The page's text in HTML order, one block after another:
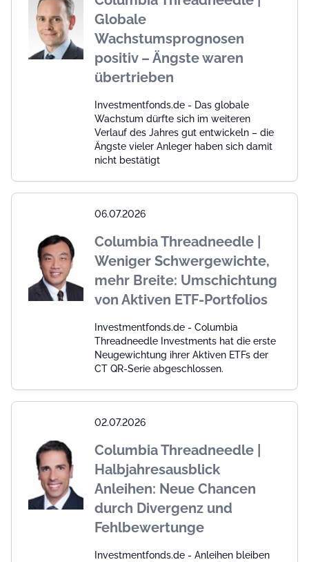
Globale
Wachstumsprognosen
positiv – Ängste waren
übertrieben
Investmentfonds.de - Das globale
Wachstum dürfte sich im weiteren
Verlauf des Jahres gut entwickeln – die
Ängste vieler Anleger haben sich damit
nicht bestätigt
06.07.2026
Columbia Threadneedle |
Weniger Schwergewichte,
mehr Breite: Umschichtung
von Aktiven ETF-Portfolios
Investmentfonds.de - Columbia
Threadneedle Investments hat die erste
Neugewichtung ihrer Aktiven ETFs der
CT QR-Serie abgeschlossen.
02.07.2026
Columbia Threadneedle |
Halbjahresausblick
Anleihen: Neue Chancen
durch Divergenz und
Fehlbewertunge
Investmentfonds.de - Anleihen bleiben